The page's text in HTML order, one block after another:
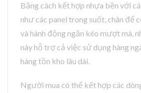
Bằng cách kết hợp nhựa bền với
như các panel trong suốt, chân đế
và hành động ngăn kéo mượt mà,
này hỗ trợ cả việc sử dụng hàng
hàng tồn kho lâu dài.
Người mua có thể kết hợp các